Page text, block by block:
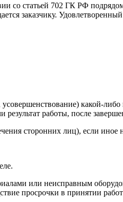
со статьей 702 ГК РФ
заказчику.
усовершенствование) какой-
работы, после
сторонних лиц), если иное
или неисправным
просрочки в принятии